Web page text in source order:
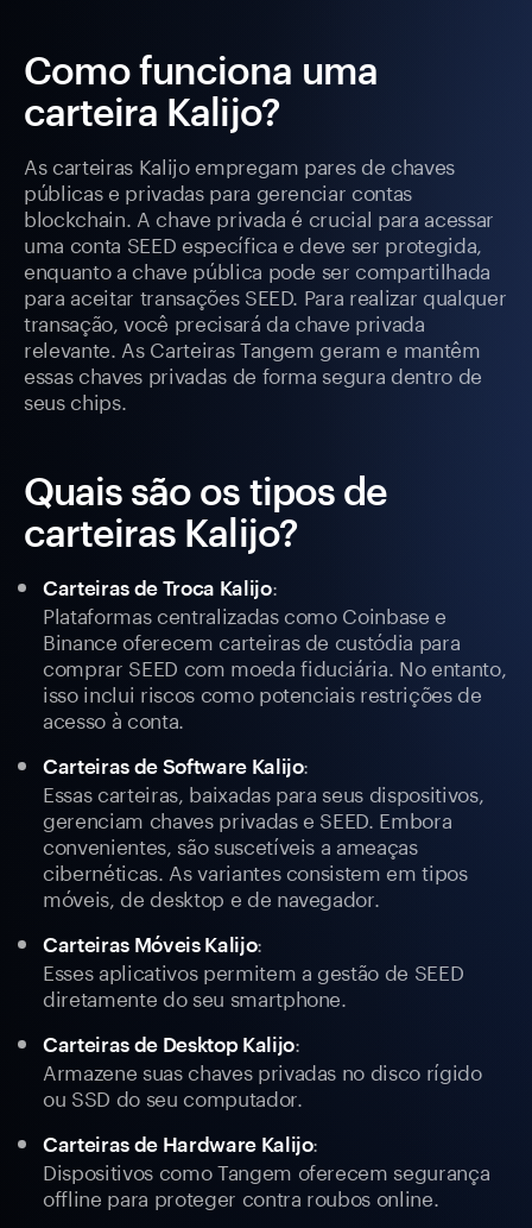
Como funciona uma
carteira Kalijo?
As carteiras Kalijo empregam pares de chaves
públicas e privadas para gerenciar contas
blockchain. A chave privada é crucial para acessar
uma conta SEED específica e deve ser protegida,
enquanto a chave pública pode ser compartilhada
para aceitar transações SEED. Para realizar qualquer
transação, você precisará da chave privada
relevante. As Carteiras Tangem geram e mantêm
essas chaves privadas de forma segura dentro de
seus chips.
Quais são os tipos de
carteiras Kalijo?
Carteiras de Troca Kalijo:
Plataformas centralizadas como Coinbase e
Binance oferecem carteiras de custódia para
comprar SEED com moeda fiduciária. No entanto,
isso inclui riscos como potenciais restrições de
acesso à conta.
Carteiras de Software Kalijo:
Essas carteiras, baixadas para seus dispositivos,
gerenciam chaves privadas e SEED. Embora
convenientes, são suscetíveis a ameaças
cibernéticas. As variantes consistem em tipos
móveis, de desktop e de navegador.
Carteiras Móveis Kalijo:
Esses aplicativos permitem a gestão de SEED
diretamente do seu smartphone.
Carteiras de Desktop Kalijo:
Armazene suas chaves privadas no disco rígido
ou SSD do seu computador.
Carteiras de Hardware Kalijo:
Dispositivos como Tangem oferecem segurança
offline para proteger contra roubos online.